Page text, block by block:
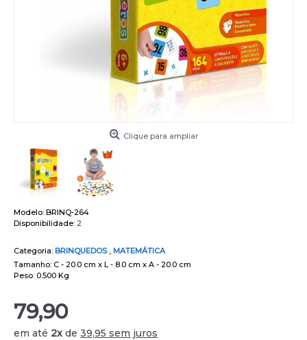
Clique para ampliar
Modelo: BRINQ-264
Disponibilidade: 2
Categoria: BRINQUEDOS MATEMÁTICA
Tamanho: C - 20.0 cm x L - 8.0 cm x A - 20.0 cm
Peso: 0.500 Kg
79,90
em até 2x de 39,95 sem juros